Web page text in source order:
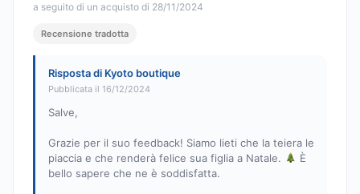
a seguito di un acquisto di 28/11/2024
Recensione tradotta
Risposta di Kyoto boutique
Pubblicata il 16/12/2024
Salve,
Grazie per il suo feedback! Siamo lieti che la teiera le
piaccia e che renderà felice sua figlia a Natale.
È
bello sapere che ne è soddisfatta.